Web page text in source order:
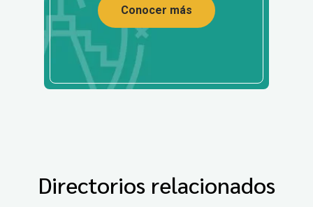
Conocer más
Directorios relacionados